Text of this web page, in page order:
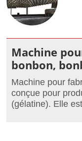
Machine
bonbon,
Machine pour
conçue pour
(gélatine). Elle